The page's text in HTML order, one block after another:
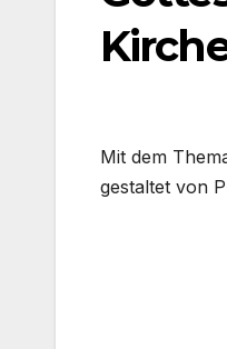
Mit dem
gestal­tet von